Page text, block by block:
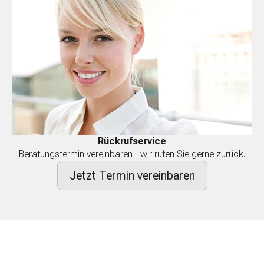
Rückrufservice
Beratungstermin vereinbaren - wir rufen Sie gerne zurück.
Jetzt Termin vereinbaren